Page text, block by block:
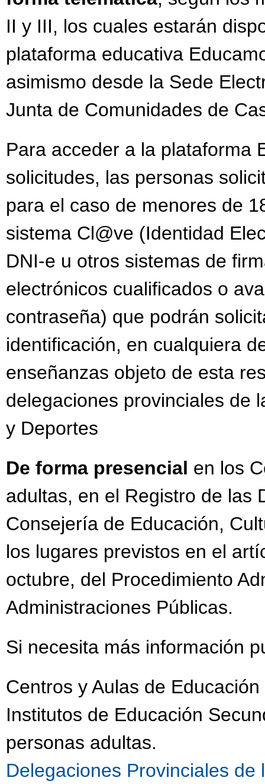
II y III, los cuales estarán
plataforma educativa
asimismo desde la Sede
Junta de Comunidades de
Para acceder a la plataforma
solicitudes, las personas
para el caso de menores de
sistema Cl@ve (Identidad
DNI-e u otros sistemas de
electrónicos cualificados o
contraseña) que podrán
identificación, en cualquiera
enseñanzas objeto de esta
delegaciones provinciales de
y Deportes
De forma presencial en los
adultas, en el Registro de las
Consejería de Educación,
los lugares previstos en el
octubre, del Procedimiento
Administraciones Públicas.
Si necesita más información
Centros y Aulas de
Institutos de Educación
personas adultas.
Delegaciones Provinciales